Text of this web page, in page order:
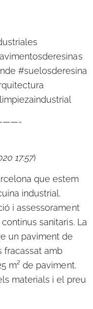
#suelosderesina
17:57)
que estem
industrial.
i assessorament
sanitaris. La
un paviment de
fracassat amb
m² de paviment.
materials i el preu